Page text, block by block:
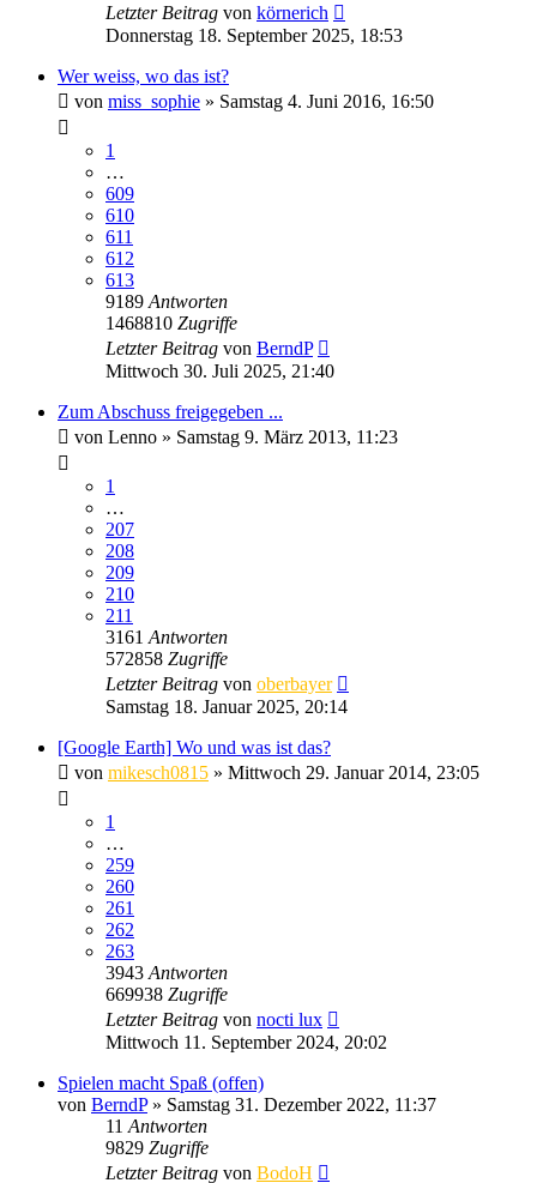
Letzter Beitrag von körnerich
Donnerstag 18. September 2025, 18:53
Wer weiss, wo das ist?
von miss_sophie » Samstag 4. Juni 2016, 16:50
1
…
609
610
611
612
613
9189 Antworten
1468810 Zugriffe
Letzter Beitrag von BerndP
Mittwoch 30. Juli 2025, 21:40
Zum Abschuss freigegeben ...
von Lenno » Samstag 9. März 2013, 11:23
1
…
207
208
209
210
211
3161 Antworten
572858 Zugriffe
Letzter Beitrag von oberbayer
Samstag 18. Januar 2025, 20:14
[Google Earth] Wo und was ist das?
von mikesch0815 » Mittwoch 29. Januar 2014, 23:05
1
…
259
260
261
262
263
3943 Antworten
669938 Zugriffe
Letzter Beitrag von nocti lux
Mittwoch 11. September 2024, 20:02
Spielen macht Spaß (offen)
von BerndP» Samstag 31. Dezember 2022, 11:37
11 Antworten
9829 Zugriffe
Letzter Beitrag von BodoH